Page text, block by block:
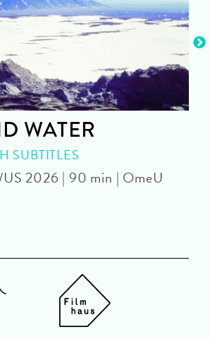
WATER
SUBTITLES
US 2026 | 90 min | OmeU